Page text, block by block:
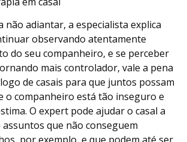
não adiantar, a especialista explica
observando atentamente
do seu companheiro, e se perceber
mais controlador, vale a pena
de casais para que juntos possam
o companheiro está tão inseguro e
O expert pode ajudar o casal a
que não conseguem